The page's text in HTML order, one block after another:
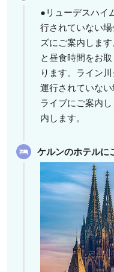
●リューデスハイ
行されていない
ズにご案内しま
と昼食時間をお
ります。ライン
運行されていな
ライブにご案内
内します。
ケルンのホテルに